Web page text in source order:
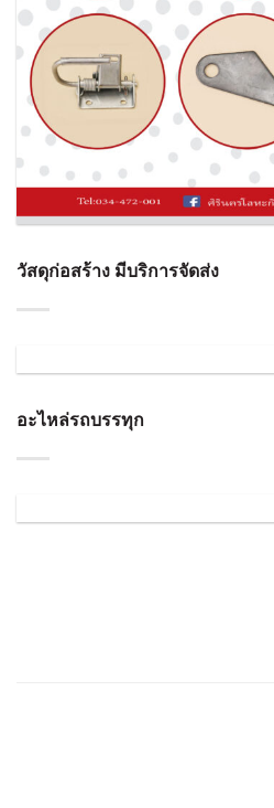
วัสดุก่อสร้าง มีบริการจัดส่ง
อะไหล่รถบรรทุก